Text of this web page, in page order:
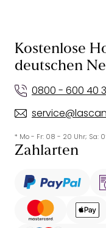
Kostenlose
deutschen
0800 - 600 40
* Mo - Fr: 08 - 20 Uhr; Sa:
Zahlarten